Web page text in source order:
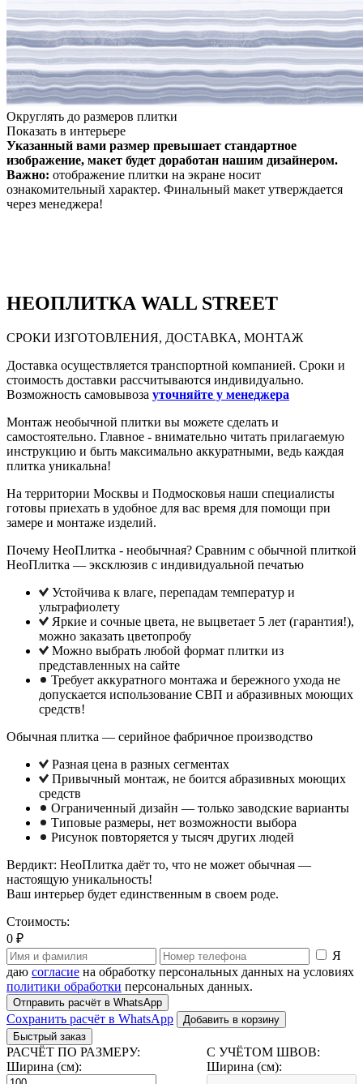
Округлять до размеров плитки
Показать в интерьере
Указанный вами размер превышает стандартное
изображение, макет будет доработан нашим дизайнером.
Важно: отображение плитки на экране носит
ознакомительный характер. Финальный макет утверждается
через менеджера!
НЕОПЛИТКА WALL STREET
СРОКИ ИЗГОТОВЛЕНИЯ, ДОСТАВКА, МОНТАЖ
Доставка осуществляется транспортной компанией. Сроки и
стоимость доставки рассчитываются индивидуально.
Возможность самовывоза уточняйте у менеджера
Монтаж необычной плитки вы можете сделать и
самостоятельно. Главное - внимательно читать прилагаемую
инструкцию и быть максимально аккуратными, ведь каждая
плитка уникальна!
На территории Москвы и Подмосковья наши специалисты
готовы приехать в удобное для вас время для помощи при
замере и монтаже изделий.
Почему НеоПлитка - необычная? Сравним с обычной плиткой
НеоПлитка — эксклюзив с индивидуальной печатью
Устойчива к влаге, перепадам температур и
ультрафиолету
Яркие и сочные цвета, не выцветает 5 лет (гарантия!),
можно заказать цветопробу
Можно выбрать любой формат плитки из
представленных на сайте
Требует аккуратного монтажа и бережного ухода не
допускается использование СВП и абразивных моющих
средств!
Обычная плитка — серийное фабричное производство
Разная цена в разных сегментах
Привычный монтаж, не боится абразивных моющих
средств
Ограниченный дизайн — только заводские варианты
Типовые размеры, нет возможности выбора
Рисунок повторяется у тысяч других людей
Вердикт: НеоПлитка даёт то, что не может обычная —
настоящую уникальность!
Ваш интерьер будет единственным в своем роде.
Стоимость:
0 ₽
Я
даю согласие на обработку персональных данных на условиях
политики обработки персональных данных.
Отправить расчёт в WhatsApp
Сохранить расчёт в WhatsApp
Добавить в корзину
Быстрый заказ
РАСЧЁТ ПО РАЗМЕРУ:
Ширина (см):
С УЧЁТОМ ШВОВ:
Ширина (см):